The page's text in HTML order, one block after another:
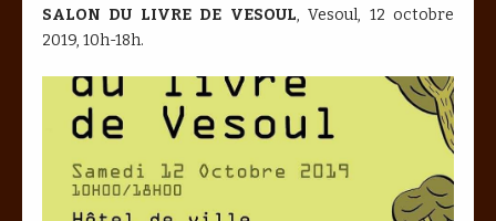
SALON DU LIVRE DE VESOUL, Vesoul, 12 octobre
2019, 10h-18h.